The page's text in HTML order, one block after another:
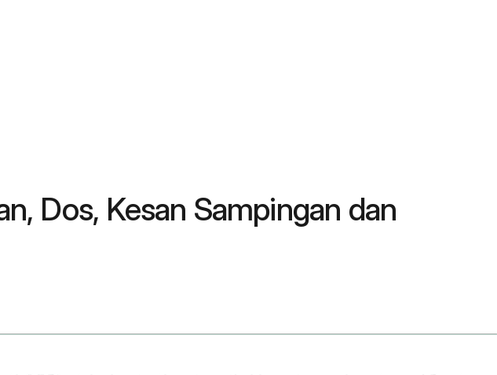
Dos, Kesan Sampingan dan